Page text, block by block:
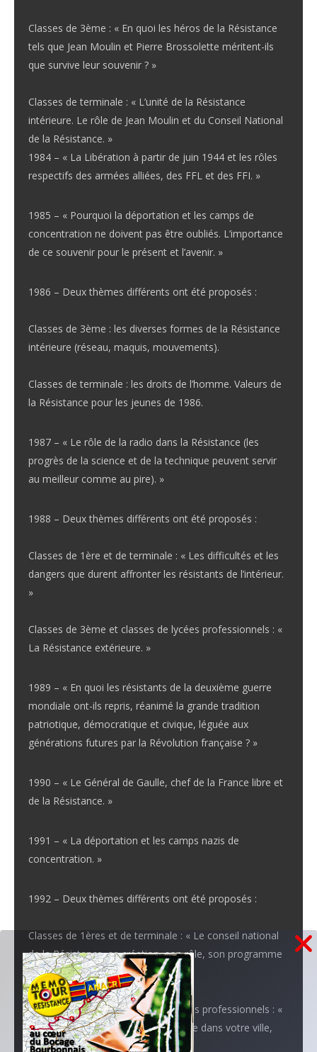
Classes de 3ème : « En quoi les héros de la Résistance
tels que Jean Moulin et Pierre Brossolette méritent-ils
que survive leur souvenir ? »
Classes de terminale : « L’unité de la Résistance
intérieure. Le rôle de Jean Moulin et du Conseil National
de la Résistance. »
1984 – « La Libération à partir de juin 1944 et les rôles
respectifs des armées alliées, des FFL et des FFI. »
1985 – « Pourquoi la déportation et les camps de
concentration ne doivent pas être oubliés. L’importance
de ce souvenir pour le présent et l’avenir. »
1986 – Deux thèmes différents ont été proposés :
Classes de 3ème : les diverses formes de la Résistance
intérieure (réseau, maquis, mouvements).
Classes de terminale : les droits de l’homme. Valeurs de
la Résistance pour les jeunes de 1986.
1987 – « Le rôle de la radio dans la Résistance (les
progrès de la science et de la technique peuvent servir
au meilleur comme au pire). »
1988 – Deux thèmes différents ont été proposés :
Classes de 1ère et de terminale : « Les difficultés et les
dangers que durent affronter les résistants de l’intérieur.
»
Classes de 3ème et classes de lycées professionnels : «
La Résistance extérieure. »
1989 – « En quoi les résistants de la deuxième guerre
mondiale ont-ils repris, réanimé la grande tradition
patriotique, démocratique et civique, léguée aux
générations futures par la Révolution française ? »
1990 – « Le Général de Gaulle, chef de la France libre et
de la Résistance. »
1991 – « La déportation et les camps nazis de
concentration. »
1992 – Deux thèmes différents ont été proposés :
Classes de 1ères et de terminale : « Le conseil national
de la Résistance, sa création, son rôle, son programme
pour la France libérée. »
Classes de 3ème et classes de lycées professionnels : «
Les diverses formes de la Résistance dans votre ville,
dans votre région. »